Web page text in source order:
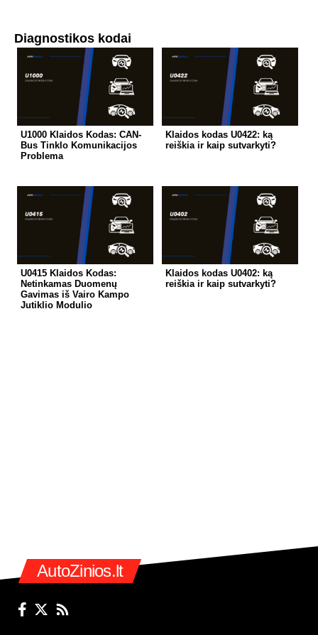
Diagnostikos kodai
U1000 Klaidos Kodas: CAN-
Bus Tinklo Komunikacijos
Problema
Klaidos kodas U0422: ką
reiškia ir kaip sutvarkyti?
U0415 Klaidos Kodas:
Netinkamas Duomenų
Gavimas iš Vairo Kampo
Jutiklio Modulio
Klaidos kodas U0402: ką
reiškia ir kaip sutvarkyti?
AutoZinios.lt